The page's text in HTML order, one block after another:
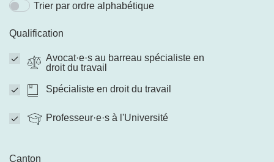
Trier par ordre alphabétique
Qualification
Avocat·e·s au barreau spécialiste en
droit du travail
Spécialiste en droit du travail
Professeur·e·s à l'Université
Canton